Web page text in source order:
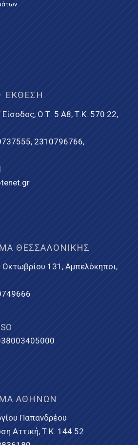
ΈΚΘΕΣΗ
Είσοδος, Ο.Τ. 5 Α8, Τ.Κ. 570 22,
, 2310796766,
ΘΕΣΣΑΛΟΝΊΚΗΣ
131, Αμπελόκηποι,
ΑΘΗΝΏΝ
Παπανδρέου
Αττική, Τ.Κ. 144 52